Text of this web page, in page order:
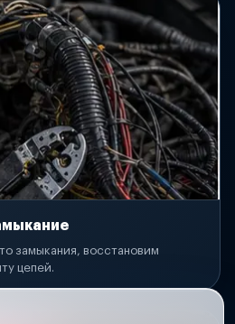
замыкания, восстановим
цепей.